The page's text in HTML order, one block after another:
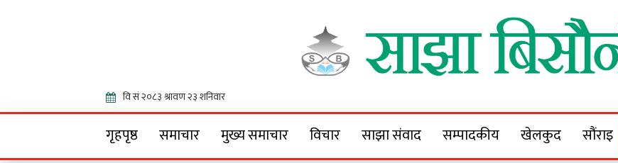
Sajha Bisaunee
गृहपृष्ठ समाचार मुख्य समाचार विचार साझा संवाद सम्पादकीय खेलकुद सौंराइ